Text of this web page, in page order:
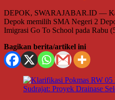
DEPOK, SWARAJABAR.ID —
Depok memilih SMA Negeri 2
Imigrasi Go To School pada Rabu
Bagikan berita/artikel ini